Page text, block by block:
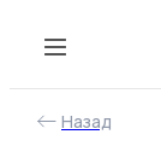
Назад